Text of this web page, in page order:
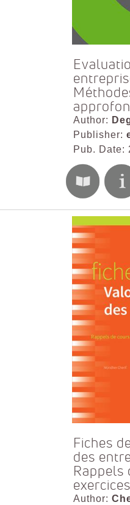
Author:
Publisher:
Pub. Date:
Fiches
des
Rappels
Author: